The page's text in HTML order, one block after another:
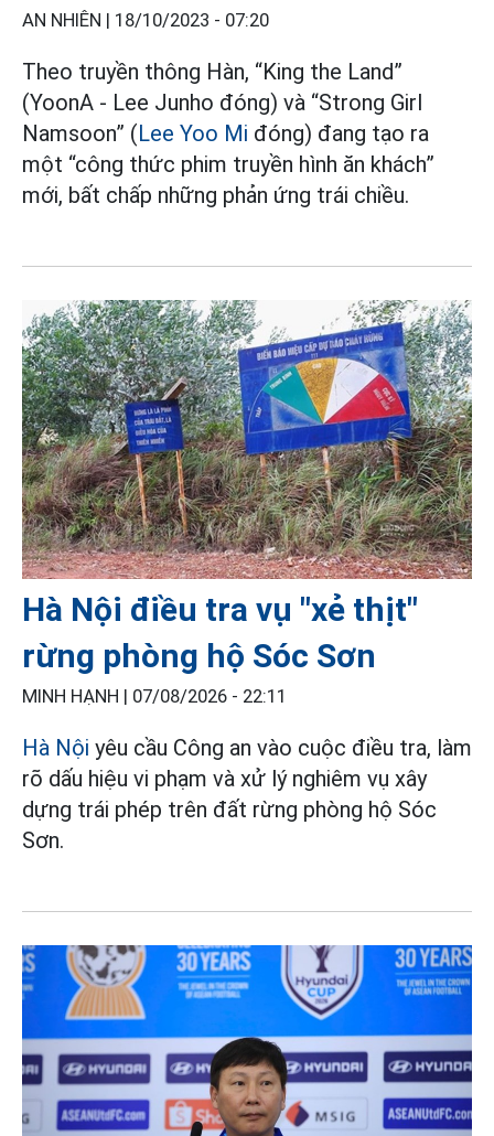
AN NHIÊN | 18/10/2023 - 07:20
Theo truyền thông Hàn, “King the Land”
(YoonA - Lee Junho đóng) và “Strong Girl
Namsoon” (Lee Yoo Mi đóng) đang tạo ra
một “công thức phim truyền hình ăn khách”
mới, bất chấp những phản ứng trái chiều.
Hà Nội điều tra vụ "xẻ thịt"
rừng phòng hộ Sóc Sơn
MINH HẠNH | 07/08/2026 - 22:11
Hà Nội yêu cầu Công an vào cuộc điều tra, làm
rõ dấu hiệu vi phạm và xử lý nghiêm vụ xây
dựng trái phép trên đất rừng phòng hộ Sóc
Sơn.